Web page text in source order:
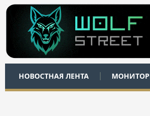
НОВОСТНАЯ ЛЕНТА